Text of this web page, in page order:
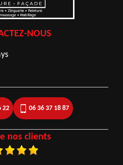
NOUS
22 06 36 37 18 87
nos clients